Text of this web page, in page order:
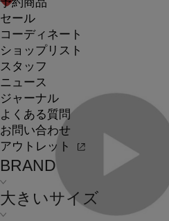
セール
コーディネート
ショップリスト
スタッフ
ニュース
ジャーナル
よくある質問
お問い合わせ
アウトレット
BRAND
大きいサイズ